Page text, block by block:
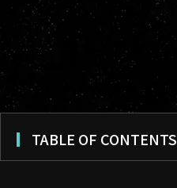
TABLE OF CONTENTS